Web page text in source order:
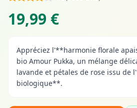
19,99 €
Appréciez l'**harmonie florale
bio Amour Pukka, un mélange
lavande et pétales de rose issu
biologique**.